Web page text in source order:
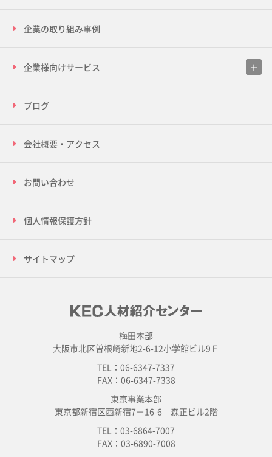
企業の取り組み事例
企業様向けサービス
ブログ
会社概要・アクセス
お問い合わせ
個人情報保護方針
サイトマップ
梅田本部
大阪市北区曽根崎新地2-6-12小学館ビル9Ｆ
TEL：06-6347-7337
FAX：06-6347-7338
東京事業本部
東京都新宿区西新宿7－16-6 森正ビル2階
TEL：03-6864-7007
FAX：03-6890-7008